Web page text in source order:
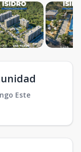
Este